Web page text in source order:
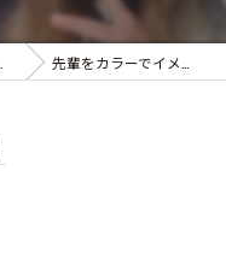
先輩をカラーでイメチェン！